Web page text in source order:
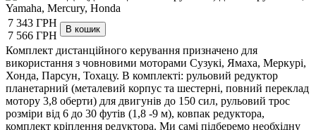
7 343 ГРН
7 566 ГРН
Комплект дистанційного керування призначено для
використання з човновими моторами Сузукі, Ямаха, Меркурі,
Хонда, Парсун, Тохацу. В комплекті: рульовий редуктор
планетарний (металевий корпус та шестерні, повний переклад
мотору 3,8 оберти) для двигунів до 150 сил, рульовий трос
розміри від 6 до 30 футів (1,8 -9 м), ковпак редуктора,
комплект кріплення редуктора. Ми самі підберемо необхідну